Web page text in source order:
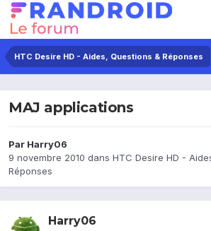
HTC Desire HD - Aides, Questions & Réponses
MAJ applications
Par Harry06
9 novembre 2010 dans HTC Desire HD -
Réponses
Harry06